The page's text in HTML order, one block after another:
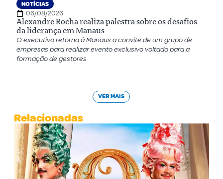
NOTÍCIAS
06/08/2026
Alexandre Rocha realiza palestra sobre os desafios
da liderança em Manaus
O executivo retorna à Manaus a convite de um grupo de
empresas para realizar evento exclusivo voltado para a
formação de gestores
VER MAIS
Relacionadas